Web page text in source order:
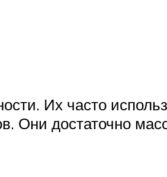
Их часто
Они достаточно